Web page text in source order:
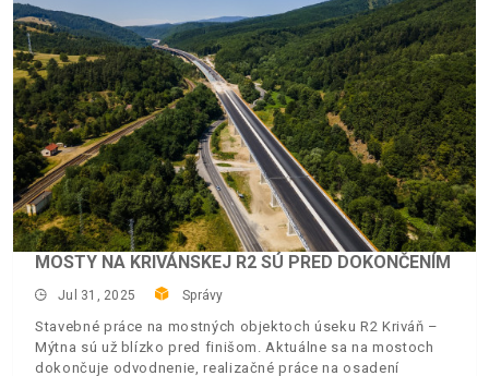
MOSTY NA KRIVÁNSKEJ R2 SÚ PRED DOKONČENÍM
Jul 31, 2025 Správy
Stavebné práce na mostných objektoch úseku R2 Kriváň –
Mýtna sú už blízko pred finišom. Aktuálne sa na mostoch
dokončuje odvodnenie, realizačné práce na osadení